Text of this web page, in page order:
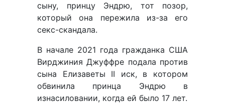
сыну, принцу Эндрю, тот позор,
который она пережила из-за его
секс-скандала.
В начале 2021 года гражданка США
Вирджиния Джуффре подала против
сына Елизаветы II иск, в котором
обвинила принца Эндрю в
изнасиловании, когда ей было 17 лет.